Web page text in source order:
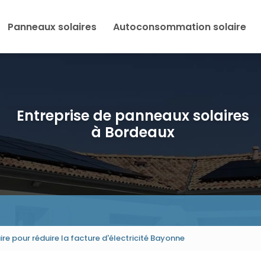
Panneaux solaires Autoconsommation solaire
Entreprise de panneaux solaires
à Bordeaux
pour réduire la facture d'électricité Bayonne